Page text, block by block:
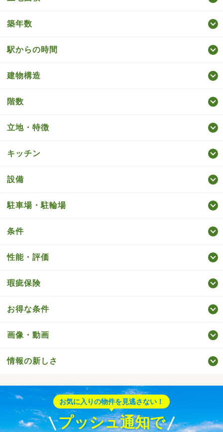
築年数
駅からの時間
建物構造
階数
立地・特徴
キッチン
設備
駐車場・駐輪場
条件
性能・評価
瑕疵保険
お得な条件
画像・動画
情報の新しさ
お気に入りの物件を見逃さない！
プッシュ通知で